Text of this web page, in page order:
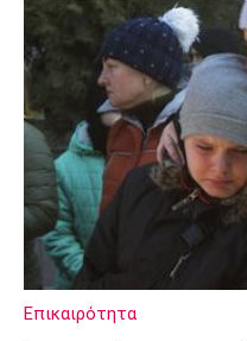
Επικαιρότητα